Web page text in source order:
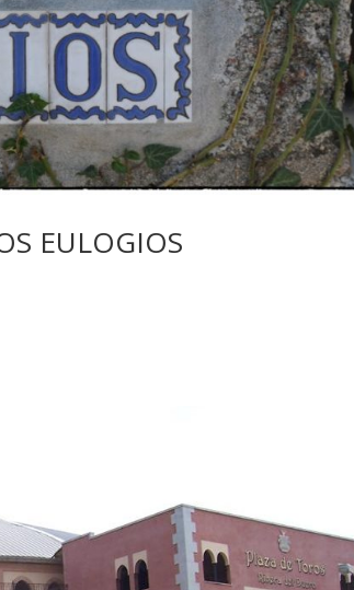
EULOGIOS